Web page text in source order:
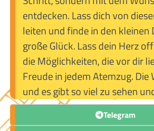
entdecken. Lass dich von
leiten und finde in den kleinen
große Glück. Lass dein Herz
die Möglichkeiten, die vor dir
Freude in jedem Atemzug. Die
und es gibt so viel zu sehen
Telegram